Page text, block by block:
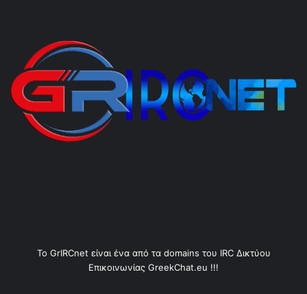
Το GrIRCnet είναι ένα από τα domains του IRC Δικτύου
Επικοινωνίας GreekChat.eu !!!